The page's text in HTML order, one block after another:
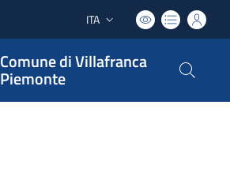
Lingua attiva:
ITA
Comune di Villafranca
Piemonte